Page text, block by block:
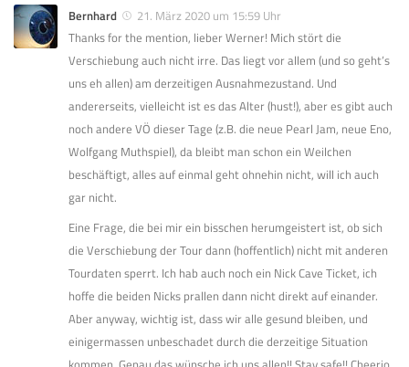
Bernhard
21. März 2020 um 15:59 Uhr
Thanks for the mention, lieber Werner! Mich stört die
Verschiebung auch nicht irre. Das liegt vor allem (und so geht’s
uns eh allen) am derzeitigen Ausnahmezustand. Und
andererseits, vielleicht ist es das Alter (hust!), aber es gibt auch
noch andere VÖ dieser Tage (z.B. die neue Pearl Jam, neue Eno,
Wolfgang Muthspiel), da bleibt man schon ein Weilchen
beschäftigt, alles auf einmal geht ohnehin nicht, will ich auch
gar nicht.
Eine Frage, die bei mir ein bisschen herumgeistert ist, ob sich
die Verschiebung der Tour dann (hoffentlich) nicht mit anderen
Tourdaten sperrt. Ich hab auch noch ein Nick Cave Ticket, ich
hoffe die beiden Nicks prallen dann nicht direkt auf einander.
Aber anyway, wichtig ist, dass wir alle gesund bleiben, und
einigermassen unbeschadet durch die derzeitige Situation